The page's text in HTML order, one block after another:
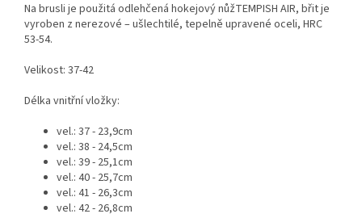
Na brusli je použitá odlehčená hokejový nůžTEMPISH AIR, břit je
vyroben z nerezové – ušlechtilé, tepelně upravené oceli, HRC
53-54.
Velikost: 37-42
Délka vnitřní vložky:
vel.: 37 - 23,9cm
vel.: 38 - 24,5cm
vel.: 39 - 25,1cm
vel.: 40 - 25,7cm
vel.: 41 - 26,3cm
vel.: 42 - 26,8cm